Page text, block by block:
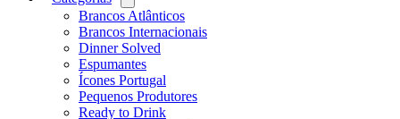
menu
Brancos Atlânticos
Brancos Internacionais
Dinner Solved
Espumantes
Ícones Portugal
Pequenos Produtores
Ready to Drink